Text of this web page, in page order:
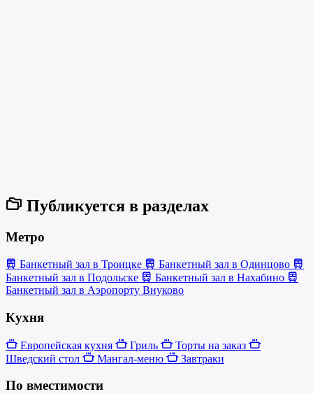
Публикуется в разделах
Метро
Банкетный зал в Троицке
Банкетный зал в Одинцово
Банкетный зал в Подольске
Банкетный зал в Нахабино
Банкетный зал в Аэропорту Внуково
Кухня
Европейская кухня Гриль
Торты на заказ
Шведский стол
Мангал-меню Завтраки
По вместимости